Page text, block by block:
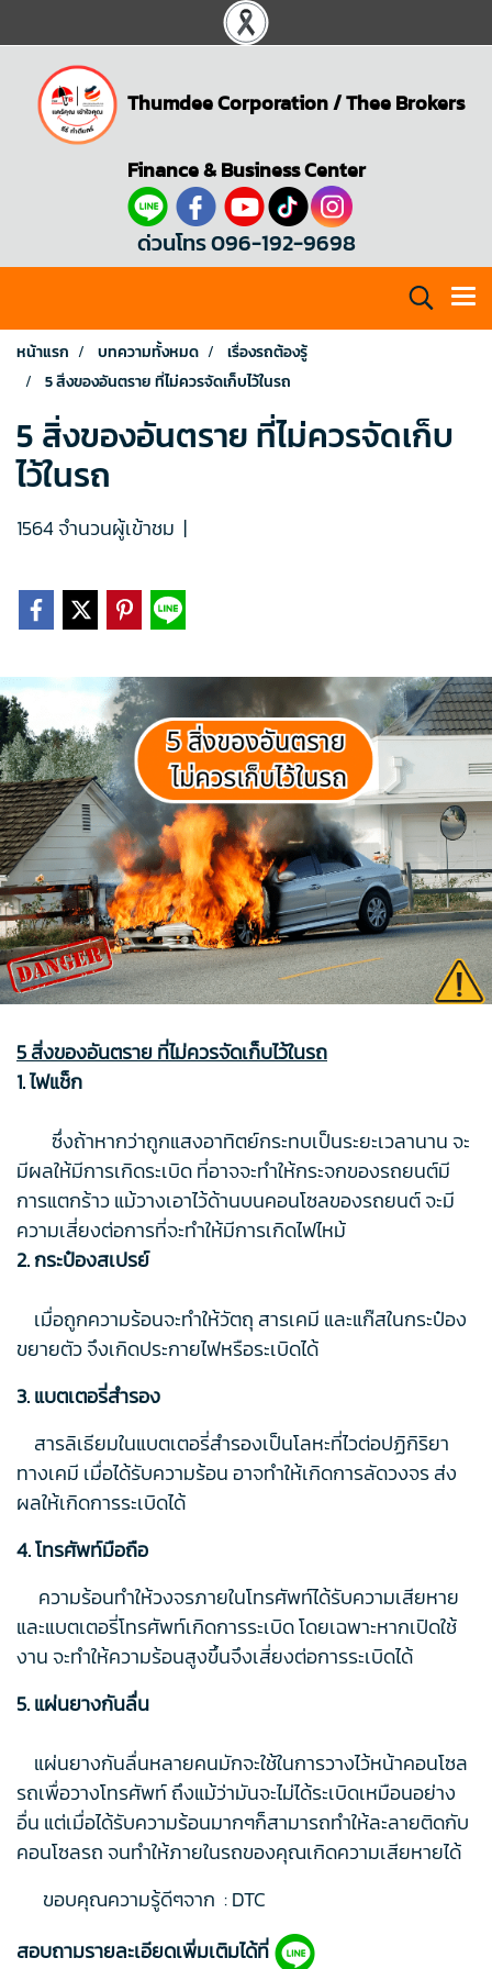
Thumdee Corporation/Thee Brokers
Finance & Business Center
ด่วนโทร 096-192-9698
หน้าแรก บทความทั้งหมด
เรื่องรถต้องรู้
5 สิ่งของอันตราย ที่ไม่ควรจัดเก็บไว้ในรถ
5 สิ่งของอันตราย ที่ไม่ควรจัดเก็บ
ไว้ในรถ
1564 จำนวนผู้เข้าชม |
5 สิ่งของอันตราย ที่ไม่ควรจัดเก็บไว้ในรถ
1. ไฟแช็ก
ซึ่งถ้าหากว่าถูกแสงอาทิตย์กระทบเป็นระยะเวลานาน จะ
มีผลให้มีการเกิดระเบิด ที่อาจจะทำให้กระจกของรถยนต์มี
การแตกร้าว แม้วางเอาไว้ด้านบนคอนโซลของรถยนต์ จะมี
ความเสี่ยงต่อการที่จะทำให้มีการเกิดไฟไหม้
2. กระป๋องสเปรย์
เมื่อถูกความร้อนจะทำให้วัตถุ สารเคมี และแก๊สในกระป๋อง
ขยายตัว จึงเกิดประกายไฟหรือระเบิดได้
3. แบตเตอรี่สำรอง
สารลิเธียมในแบตเตอรี่สำรองเป็นโลหะที่ไวต่อปฏิกิริยา
ทางเคมี เมื่อได้รับความร้อน อาจทำให้เกิดการลัดวงจร ส่ง
ผลให้เกิดการระเบิดได้
4. โทรศัพท์มือถือ
ความร้อนทำให้วงจรภายในโทรศัพท์ได้รับความเสียหาย
และแบตเตอรี่โทรศัพท์เกิดการระเบิด โดยเฉพาะหากเปิดใช้
งาน จะทำให้ความร้อนสูงขึ้นจึงเสี่ยงต่อการระเบิดได้
5. แผ่นยางกันลื่น
แผ่นยางกันลื่นหลายคนมักจะใช้ในการวางไว้หน้าคอนโซล
รถเพื่อวางโทรศัพท์ ถึงแม้ว่ามันจะไม่ได้ระเบิดเหมือนอย่าง
อื่น แต่เมื่อได้รับความร้อนมากๆก็สามารถทำให้ละลายติดกับ
คอนโซลรถ จนทำให้ภายในรถของคุณเกิดความเสียหายได้
ขอบคุณความรู้ดีๆจาก : DTC
สอบถามรายละเอียดเพิ่มเติมได้ที่